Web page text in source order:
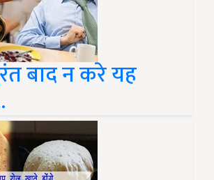
बाद न करे यह